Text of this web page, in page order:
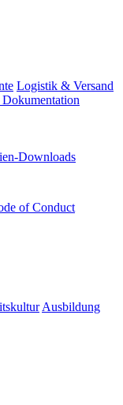
Logistik & Versand
Downloads
of Conduct
Ausbildung